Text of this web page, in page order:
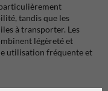
tandis que les
à transporter. Les
légèreté et
utilisation fréquente et